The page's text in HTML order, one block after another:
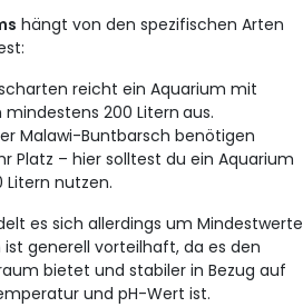
hängt von den spezifischen Arten
reicht ein Aquarium mit
200 Litern aus.
Malawi-Buntbarsch benötigen
Platz – hier solltest du ein Aquarium
nutzen.
es sich allerdings um Mindestwerte
generell vorteilhaft, da es den
bietet und stabiler in Bezug auf
und pH-Wert ist.